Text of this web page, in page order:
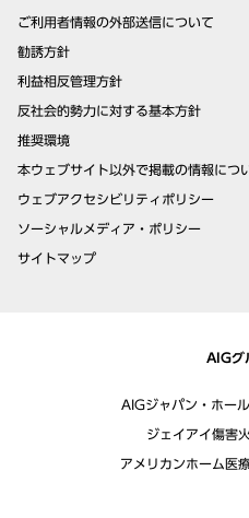
ご利用者情報の外部送信について
勧誘方針
利益相反管理方針
反社会的勢力に対する基本方針
推奨環境
本ウェブサイト以外で掲載の情報につ
ウェブアクセシビリティポリシー
ソーシャルメディア・ポリシー
サイトマップ
AIGグ
AIGジャパン・ホー
ジェイアイ傷害
アメリカンホーム医